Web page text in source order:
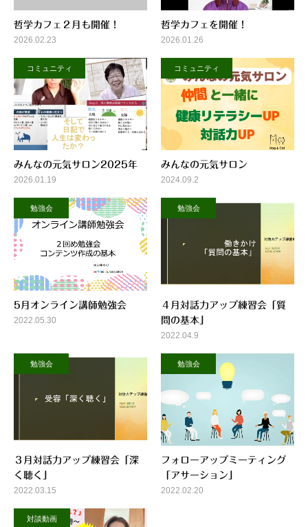
哲学カフェ２月も開催！
2026.02.23
哲学カフェを開催！
2026.01.26
コミュニティ
みんなの元気サロン2025年
2026.01.19
コミュニティ
みんなの元気サロン
2024.09.2
勉強会
5月オンライン講師勉強会
2022.05.30
勉強会
４月対話力アップ練習会「質
問の基本」
2022.04.9
勉強会
３月対話力アップ練習会「深
く聴く」
2022.03.15
勉強会
フォローアップミーティング
「アサーション」
2022.02.20
対談動画